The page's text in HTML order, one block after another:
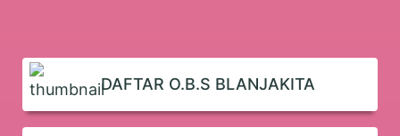
DAFTAR O.B.S BLANJAKITA